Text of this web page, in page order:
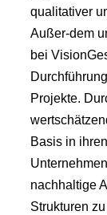
qualitativer
Außer-dem
bei
Projekte.
Basis in
nachhaltige
Strukturen